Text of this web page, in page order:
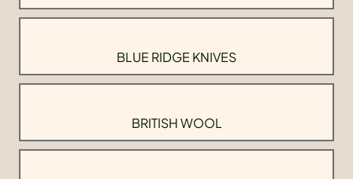
BLUE RIDGE KNIVES
BRITISH WOOL